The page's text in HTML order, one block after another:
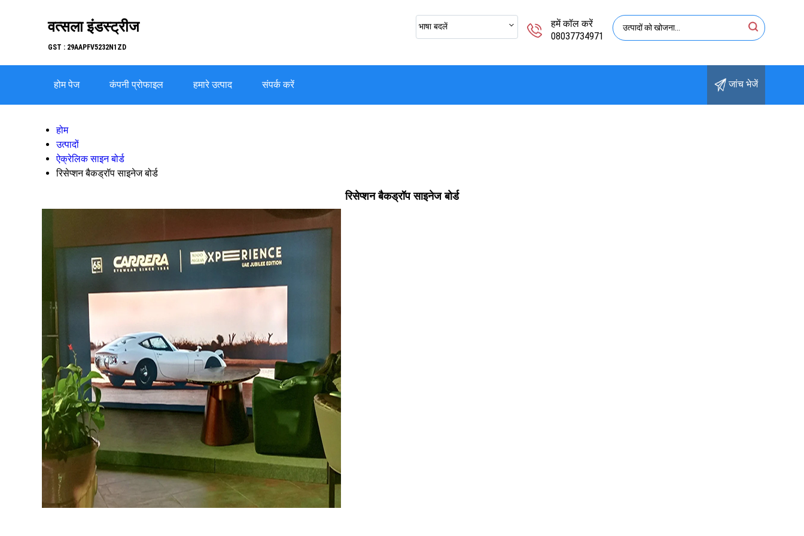
वत्सला इंडस्ट्रीज
GST : 29AAPFV5232N1ZD
हमें कॉल करें
08037734971
भाषा बदलें
होम पेज कंपनी प्रोफाइल हमारे उत्पाद संपर्क करें जांच भेजें
होम
उत्पादों
ऐक्रेलिक साइन बोर्ड
रिसेप्शन बैकड्रॉप साइनेज बोर्ड
रिसेप्शन बैकड्रॉप साइनेज बोर्ड